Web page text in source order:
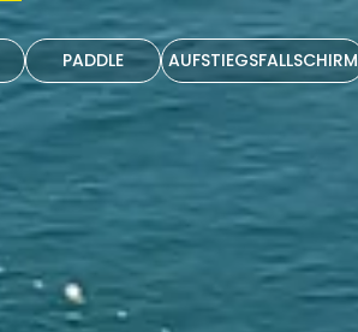
PADDLE AUFSTIEGSFALLSCHIRM